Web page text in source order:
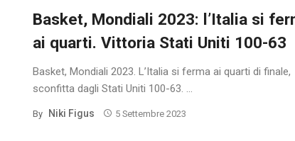
Basket, Mondiali 2023: l’Italia si
ai quarti. Vittoria Stati Uniti 100-63
Basket, Mondiali 2023. L’Italia si ferma ai quarti di finale,
sconfitta dagli Stati Uniti 100-63. ...
By Niki Figus 5 Settembre 2023